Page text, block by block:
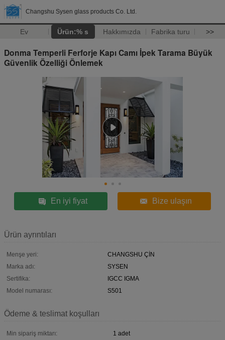
Changshu Sysen glass products Co. Ltd.
Ev Ürün:% s Hakkımızda Fabrika turu >>
Donma Temperli Ferforje Kapı Camı İpek Tarama Büyük
Güvenlik Özelliği Önlemek
En iyi fiyat Bize ulaşın
Ürün ayrıntıları
Menşe yeri:
CHANGSHU ÇİN
Marka adı:
SYSEN
Sertifika:
IGCC IGMA
Model numarası:
S501
Ödeme & teslimat koşulları
Min sipariş miktarı:
1 adet